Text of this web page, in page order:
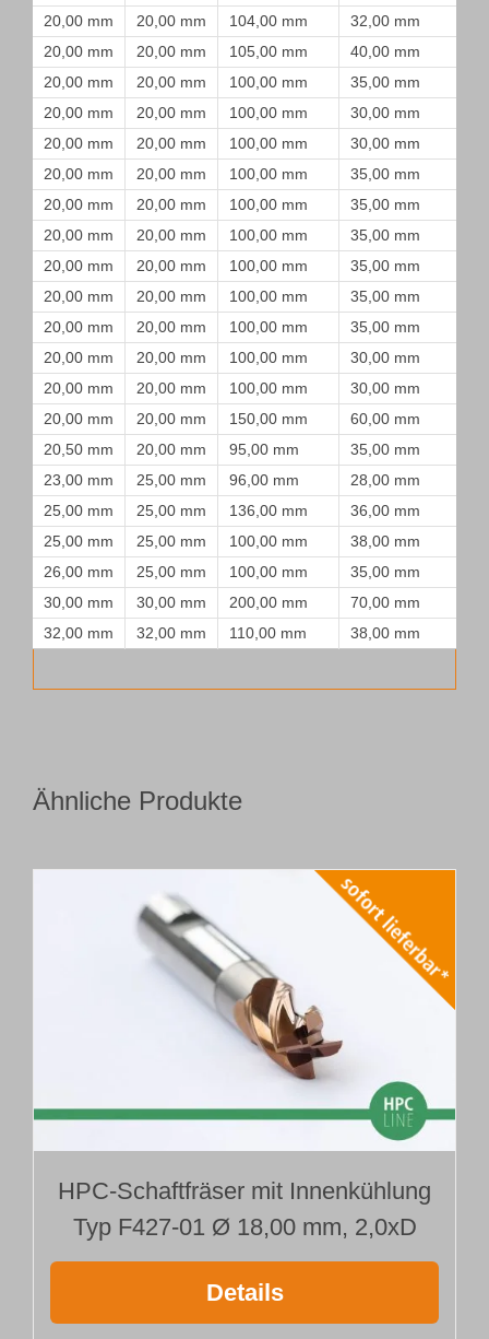
20,00 mm
20,00 mm 104,00 mm
32,00 mm
20,00 mm
20,00 mm 105,00 mm
40,00 mm
20,00 mm
20,00 mm 100,00 mm
35,00 mm
20,00 mm
20,00 mm 100,00 mm
30,00 mm
20,00 mm
20,00 mm 100,00 mm
30,00 mm
20,00 mm
20,00 mm 100,00 mm
35,00 mm
20,00 mm
20,00 mm 100,00 mm
35,00 mm
20,00 mm
20,00 mm 100,00 mm
35,00 mm
20,00 mm
20,00 mm 100,00 mm
35,00 mm
20,00 mm
20,00 mm 100,00 mm
35,00 mm
20,00 mm
20,00 mm 100,00 mm
35,00 mm
20,00 mm
20,00 mm 100,00 mm
30,00 mm
20,00 mm
20,00 mm 100,00 mm
30,00 mm
20,00 mm
20,00 mm 150,00 mm
60,00 mm
20,50 mm
20,00 mm 95,00 mm
35,00 mm
23,00 mm
25,00 mm 96,00 mm
28,00 mm
25,00 mm
25,00 mm 136,00 mm
36,00 mm
25,00 mm
25,00 mm 100,00 mm
38,00 mm
26,00 mm
25,00 mm 100,00 mm
35,00 mm
30,00 mm
30,00 mm 200,00 mm
70,00 mm
32,00 mm
32,00 mm 110,00 mm 38,00 mm
Ähnliche Produkte
HPC-Schaftfräser mit Innenkühlung
Typ F427-01 Ø 18,00 mm, 2,0xD
Details